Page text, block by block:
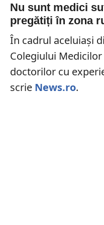
Nu sunt medici
pregătiți în zona
În cadrul aceluiași
Colegiului
doctorilor cu
scrie News.ro.